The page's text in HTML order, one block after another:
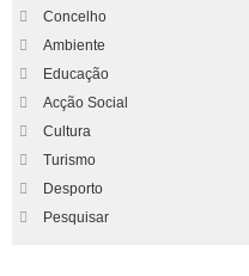
Concelho
Ambiente
Educação
Acção Social
Cultura
Turismo
Desporto
Pesquisar